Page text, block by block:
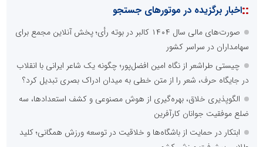
::اخبار برگزیده در موتورهای جستجو
صورت‌های مالی سال ۱۴۰۴ کالبر در بوته رأی؛ پخش آنلاین مجمع برای
سهامداران در سراسر کشور
چیستی طراشعر از نگاه امین افضل‌پور؛ چگونه یک شاعر ایرانی با انقلاب
در جایگاه حرف، شعر را از متن خطی به میدان ادراک بصری تبدیل کرد؟
الگوپذیری خلاق، بهره‌گیری از هوش مصنوعی و کشف استعدادها، سه
ضلع موفقیت جوانان کارآفرین
ابتکار در حمایت از باشگاه‌ها و خلاقیت در توسعه ورزش همگانی؛ کلید